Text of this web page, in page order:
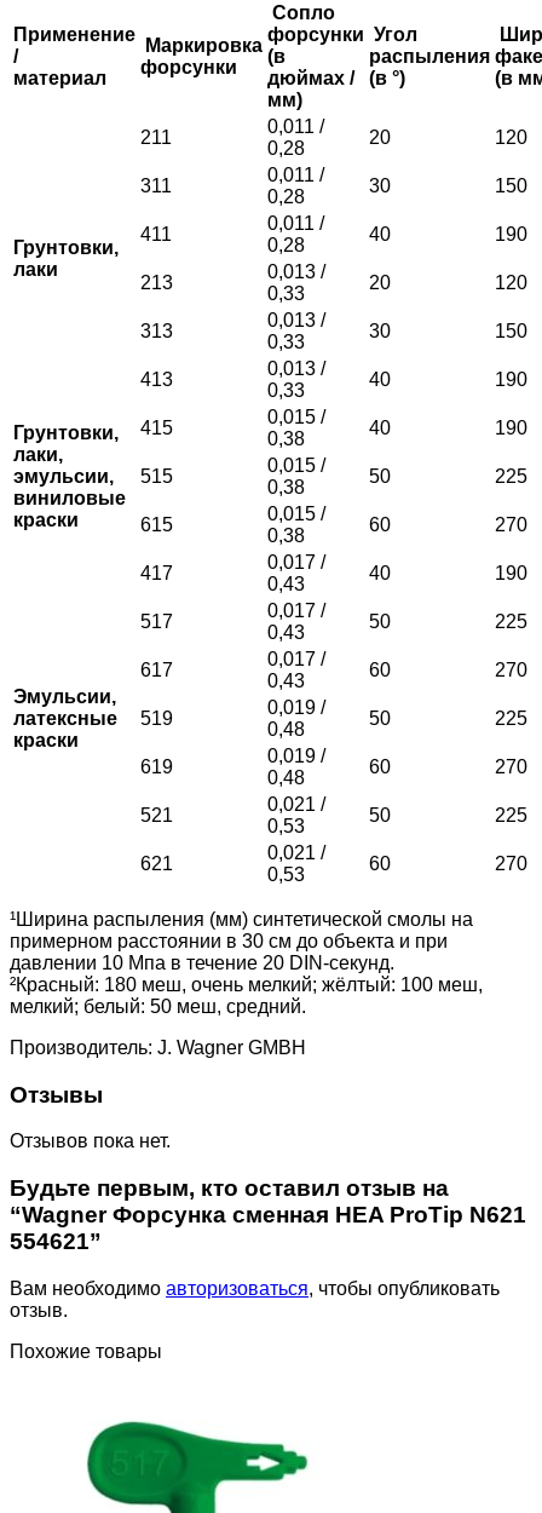
Применение
/
материал
Маркировка
форсунки
Сопло
форсунки
(в
дюймах /
мм)
Угол
распыления
(в °)
(в
Грунтовки,
лаки
211
0,011 /
0,28
20 120
311
0,011 /
0,28
30 150
411
0,011 /
0,28
40 190
213
0,013 /
0,33
20 120
313
0,013 /
0,33
30 150
413
0,013 /
0,33
40 190
Грунтовки,
лаки,
эмульсии,
виниловые
краски
415
0,015 /
0,38
40 190
515
0,015 /
0,38
50 225
615
0,015 /
0,38
60 270
Эмульсии,
латексные
краски
417
0,017 /
0,43
40 190
517
0,017 /
0,43
50 225
617
0,017 /
0,43
60 270
519
0,019 /
0,48
50 225
619
0,019 /
0,48
60 270
521
0,021 /
0,53
50 225
621
0,021 /
0,53
60 270
¹Ширина распыления (мм) синтетической смолы на
примерном расстоянии в 30 см до объекта и при
давлении 10 Мпа в течение 20 DIN-секунд.
²Красный: 180 меш, очень мелкий; жёлтый: 100 меш,
мелкий; белый: 50 меш, средний.
Производитель: J. Wagner GMBH
Отзывы
Отзывов пока нет.
Будьте первым, кто оставил отзыв на
“Wagner Форсунка сменная HEA ProTip N621
554621”
Вам необходимо авторизоваться, чтобы опубликовать
отзыв.
Похожие товары